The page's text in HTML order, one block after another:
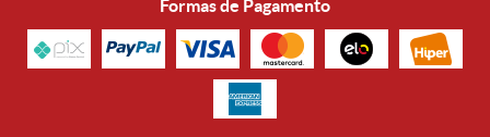
Formas de Pagamento